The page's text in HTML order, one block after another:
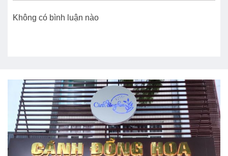
Không có bình luận nào